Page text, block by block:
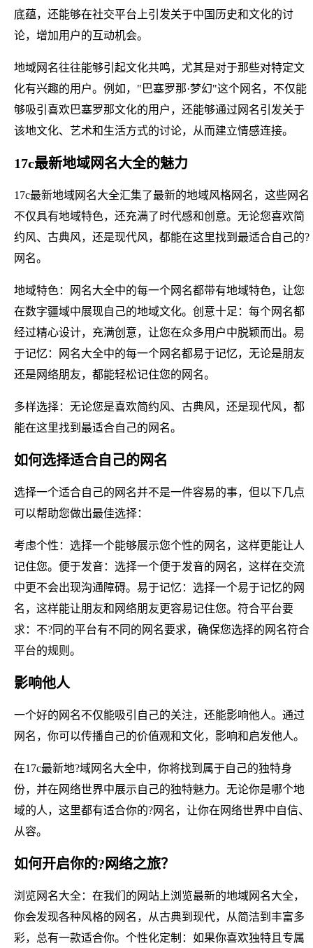
底蕴，还能够在社交平台上引发关于中国历史和文化的讨
论，增加用户的互动机会。
地域网名往往能够引起文化共鸣，尤其是对于那些对特定文
化有兴趣的用户。例如，"巴塞罗那·梦幻"这个网名，不仅能
够吸引喜欢巴塞罗那文化的用户，还能够通过网名引发关于
该地文化、艺术和生活方式的讨论，从而建立情感连接。
17c最新地域网名大全的魅力
17c最新地域网名大全汇集了最新的地域风格网名，这些网名
不仅具有地域特色，还充满了时代感和创意。无论您喜欢简
约风、古典风，还是现代风，都能在这里找到最适合自己的?
网名。
地域特色：网名大全中的每一个网名都带有地域特色，让您
在数字疆域中展现自己的地域文化。创意十足：每个网名都
经过精心设计，充满创意，让您在众多用户中脱颖而出。易
于记忆：网名大全中的每一个网名都易于记忆，无论是朋友
还是网络朋友，都能轻松记住您的网名。
多样选择：无论您是喜欢简约风、古典风，还是现代风，都
能在这里找到最适合自己的网名。
如何选择适合自己的网名
选择一个适合自己的网名并不是一件容易的事，但以下几点
可以帮助您做出最佳选择：
考虑个性：选择一个能够展示您个性的网名，这样更能让人
记住您。便于发音：选择一个便于发音的网名，这样在交流
中更不会出现沟通障碍。易于记忆：选择一个易于记忆的网
名，这样能让朋友和网络朋友更容易记住您。符合平台要
求：不?同的平台有不同的网名要求，确保您选择的网名符合
平台的规则。
影响他人
一个好的网名不仅能吸引自己的关注，还能影响他人。通过
网名，你可以传播自己的价值观和文化，影响和启发他人。
在17c最新地?域网名大全中，你将找到属于自己的独特身
份，并在网络世界中展示自己的独特魅力。无论你是哪个地
域的人，这里都有适合你的?网名，让你在网络世界中自信、
从容。
如何开启你的?网络之旅？
浏览网名大全：在我们的网站上浏览最新的地域网名大全，
你会发现各种风格的网名，从古典到现代，从简洁到丰富多
彩，总有一款适合你。个性化定制：如果你喜欢独特且专属